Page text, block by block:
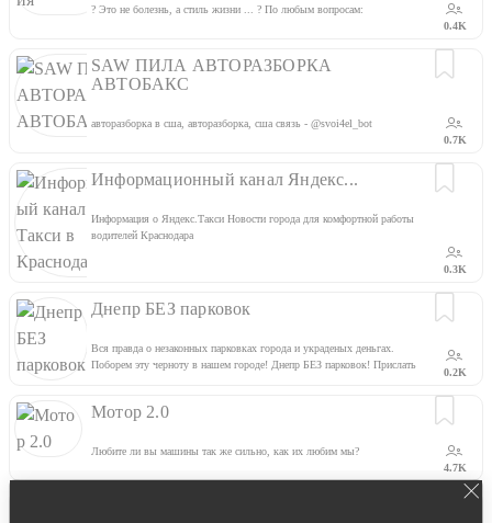
? Это не болезнь, а стиль жизни ... ? По любым вопросам:
0.4K
SAW ПИЛА АВТОРАЗБОРКА
АВТОБАКС
авторазборка в сша, авторазборка, сша связь - @svoi4el_bot
0.7K
Информационный канал Яндекс...
Информация о Яндекс.Такси Новости города для комфортной работы
водителей Краснодара
0.3K
Днепр БЕЗ парковок
Вся правда о незаконных парковках города и украденых деньгах.
Поборем эту черноту в нашем городе! Днепр БЕЗ парковок! Прислать
0.2K
Мотор 2.0
Любите ли вы машины так же сильно, как их любим мы?
4.7K